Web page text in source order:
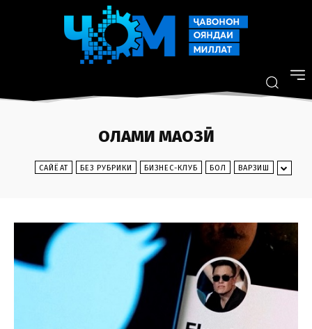
ОЛАМИ МАҶОЗӢ
CАЙЁҲАТ БЕЗ РУБРИКИ БИЗНЕС-КЛУБ БОЛ ВАРЗИШ